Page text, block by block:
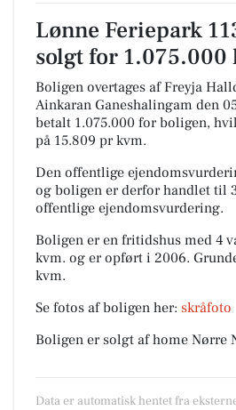
Lønne Feriepark
solgt for 1.075.000
Boligen overtages af Freyja
Ainkaran Ganeshalingam den
betalt 1.075.000 for boligen,
på 15.809 pr kvm.
Den offentlige
og boligen er derfor handlet til
offentlige ejendomsvurdering.
Boligen er en fritidshus med 4
kvm. og er opført i 2006.
kvm.
Se fotos af boligen her: skråfoto
Boligen er solgt af home Nørre
Data er automatisk hentet fra